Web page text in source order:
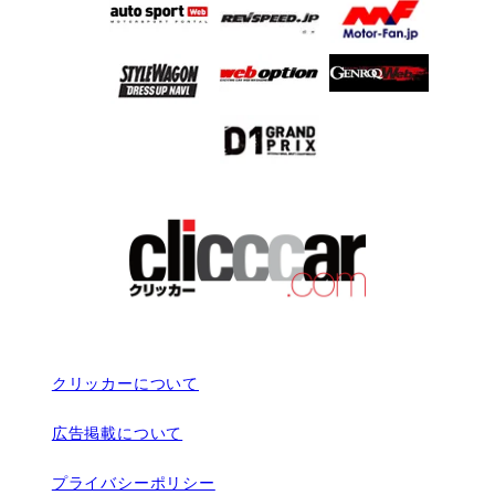
クリッカーについて
広告掲載について
プライバシーポリシー